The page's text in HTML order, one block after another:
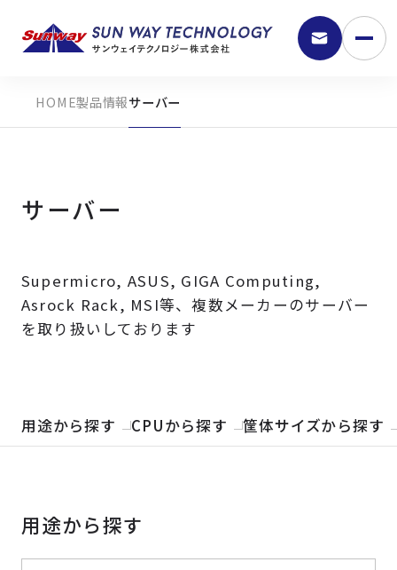
9:30 - 18:00
製品検索
サービス
製品情報サーバー
サーバー
Supermicro, ASUS, GIGA Computing,
Asrock Rack, MSI等、複数メーカーのサーバー
を取り扱いしております
用途から探す CPUから探す 筐体サイズから探す
用途から探す